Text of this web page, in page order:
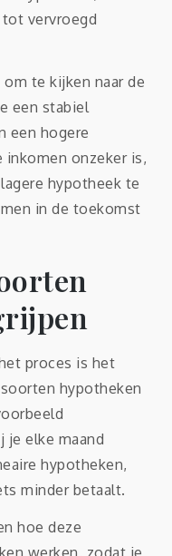
vervroegd
te kijken naar de
een stabiel
een hogere
inkomen onzeker is,
hypotheek te
in de toekomst
proces is het
hypotheken
je elke maand
hypotheken,
minder betaalt.
hoe deze
werken, zodat je